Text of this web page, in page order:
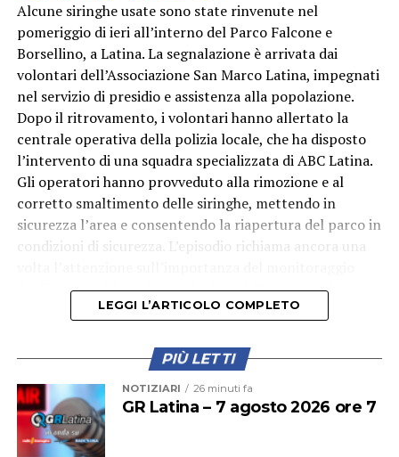
Alcune siringhe usate sono state rinvenute nel
pomeriggio di ieri all’interno del Parco Falcone e
Borsellino, a Latina. La segnalazione è arrivata dai
volontari dell’Associazione San Marco Latina, impegnati
nel servizio di presidio e assistenza alla popolazione.
Dopo il ritrovamento, i volontari hanno allertato la
centrale operativa della polizia locale, che ha disposto
l’intervento di una squadra specializzata di ABC Latina.
Gli operatori hanno provveduto alla rimozione e al
corretto smaltimento delle siringhe, mettendo in
sicurezza l’area e consentendo la riapertura del parco in
condizioni di sicurezza. L’episodio richiama ancora una
degli spazi pubblici, in particolare delle aree verdi
frequentate quotidianamente da famiglie e bambini.
LEGGI L’ARTICOLO COMPLETO
PIÙ LETTI
NOTIZIARI 26 minuti fa
GR Latina – 7 agosto 2026 ore 7